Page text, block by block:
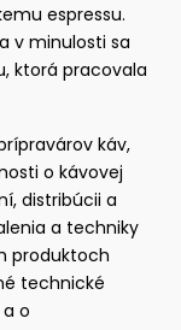
espressu.
v minulosti sa
ktorá pracovala
káv,
o kávovej
distribúcii a
a techniky
produktoch
technické
o